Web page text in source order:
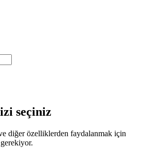
seçiniz
diğer özelliklerden faydalanmak için